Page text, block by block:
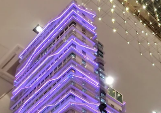
タン)一等地の繁華街でのマンション投資
【マレーシア 移住 不動産...